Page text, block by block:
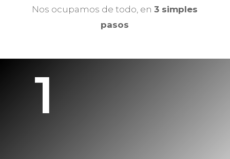
Nos ocupamos de todo, en3 simples
pasos
1